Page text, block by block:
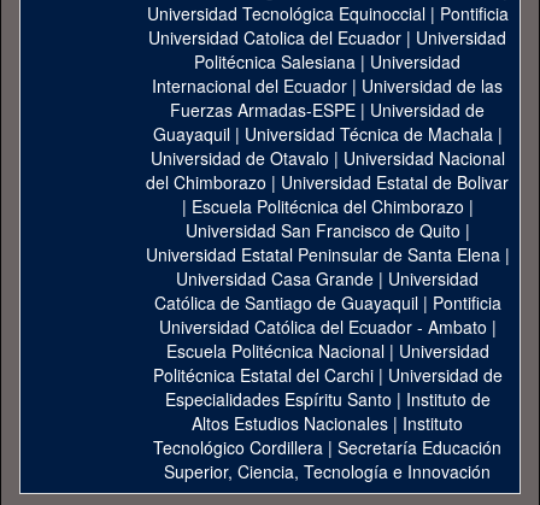
Universidad Tecnológica Equinoccial| Pontificia
Universidad Catolica del Ecuador | Universidad
Politécnica Salesiana | Universidad
Internacional del Ecuador | Universidad de las
Fuerzas Armadas-ESPE | Universidad de
Guayaquil| Universidad Técnica de Machala|
Universidad de Otavalo | Universidad Nacional
del Chimborazo | Universidad Estatal de Bolivar
| Escuela Politécnica del Chimborazo |
Universidad San Francisco de Quito |
Universidad Estatal Peninsular de Santa Elena|
Universidad Casa Grande | Universidad
Católica de Santiago de Guayaquil| Pontificia
Universidad Católica del Ecuador - Ambato |
Escuela Politécnica Nacional| Universidad
Politécnica Estatal del Carchi| Universidad de
Especialidades Espíritu Santo | Instituto de
Altos Estudios Nacionales | Instituto
Tecnológico Cordillera | Secretaría Educación
Superior, Ciencia, Tecnología e Innovación